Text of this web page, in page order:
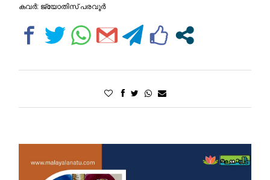
കവർ: ജ്യോതിസ് പരവൂർ